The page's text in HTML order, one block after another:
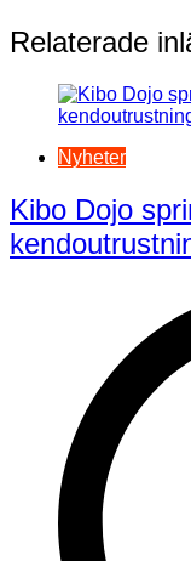
Relaterade
Nyheter
Kibo Dojo